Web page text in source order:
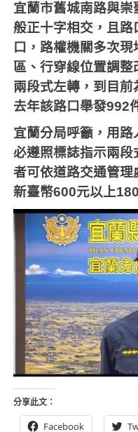
宜蘭市舊城南路與
般正十字相交，且
口，路權機關多次
區、行穿線位置調整
兩段式左轉，到目前
去年該路口舉發992
宜蘭分局呼籲，用
必遵照標誌指示兩
者可依道路交通管理
新臺幣600元以上
分享此文：
Facebook